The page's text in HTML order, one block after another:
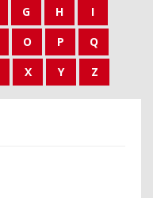
G H
I
O P
Q
X Y Z